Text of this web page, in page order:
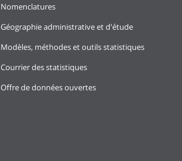
Nomenclatures
Géographie administrative et d'étude
Modèles, méthodes et outils statistiques
Courrier des statistiques
Offre de données ouvertes